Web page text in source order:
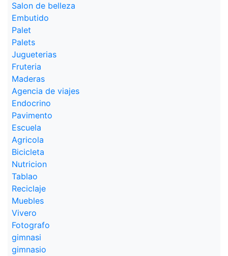
Salon de belleza
Embutido
Palet
Palets
Jugueterias
Fruteria
Maderas
Agencia de viajes
Endocrino
Pavimento
Escuela
Agricola
Bicicleta
Nutricion
Tablao
Reciclaje
Muebles
Vivero
Fotografo
gimnasi
gimnasio